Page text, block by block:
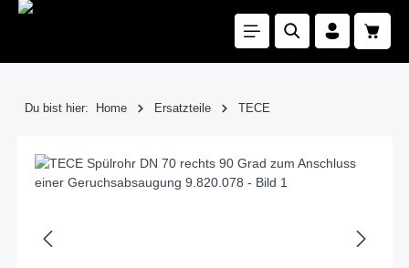
Du bist hier: Home Ersatzteile TECE